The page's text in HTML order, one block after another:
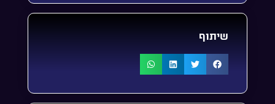
שיתוף